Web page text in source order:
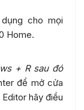
cho mọi
Home.
+ R sau đó
để mở cửa
hãy điều